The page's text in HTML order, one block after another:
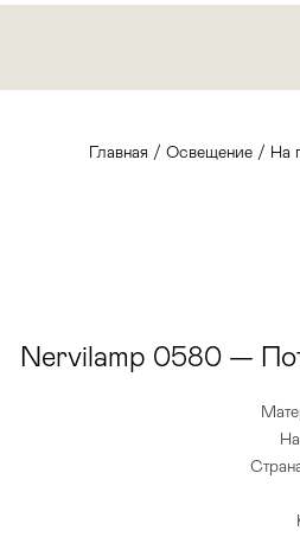
Главная / Освещение/ На
Nervilamp 0580 —